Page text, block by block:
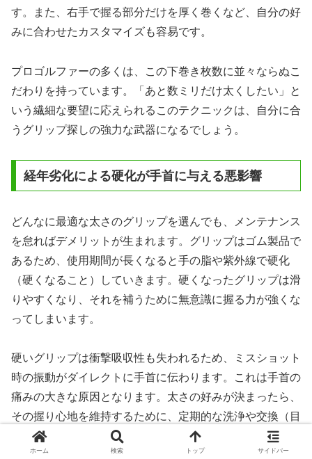
す。また、右手で握る部分だけを厚く巻くなど、自分の好
みに合わせたカスタマイズも容易です。
プロゴルファーの多くは、この下巻き枚数に並々ならぬこ
だわりを持っています。「あと数ミリだけ太くしたい」と
いう繊細な要望に応えられるこのテクニックは、自分に合
うグリップ探しの強力な武器になるでしょう。
経年劣化による硬化が手首に与える悪影響
どんなに最適な太さのグリップを選んでも、メンテナンス
を怠ればデメリットが生まれます。グリップはゴム製品で
あるため、使用期間が長くなると手の脂や紫外線で硬化
（硬くなること）していきます。硬くなったグリップは滑
りやすくなり、それを補うために無意識に握る力が強くな
ってしまいます。
硬いグリップは衝撃吸収性も失われるため、ミスショット
時の振動がダイレクトに手首に伝わります。これは手首の
痛みの大きな原因となります。太さの好みが決まったら、
その握り心地を維持するために、定期的な洗浄や交換（目
安は1年に1回、または40ラウンドに1回）を心がけましょ
う。ホーム 検索 トップ サイドバー